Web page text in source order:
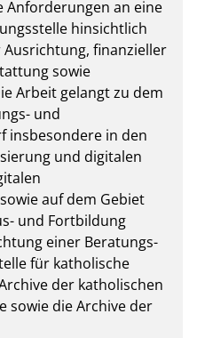
an eine
hinsichtlich
finanzieller
sowie
Arbeit gelangt zu dem
und
insbesondere in den
und digitalen
auf dem Gebiet
und Fortbildung
einer Beratungs-
für katholische
der katholischen
sowie die Archive der